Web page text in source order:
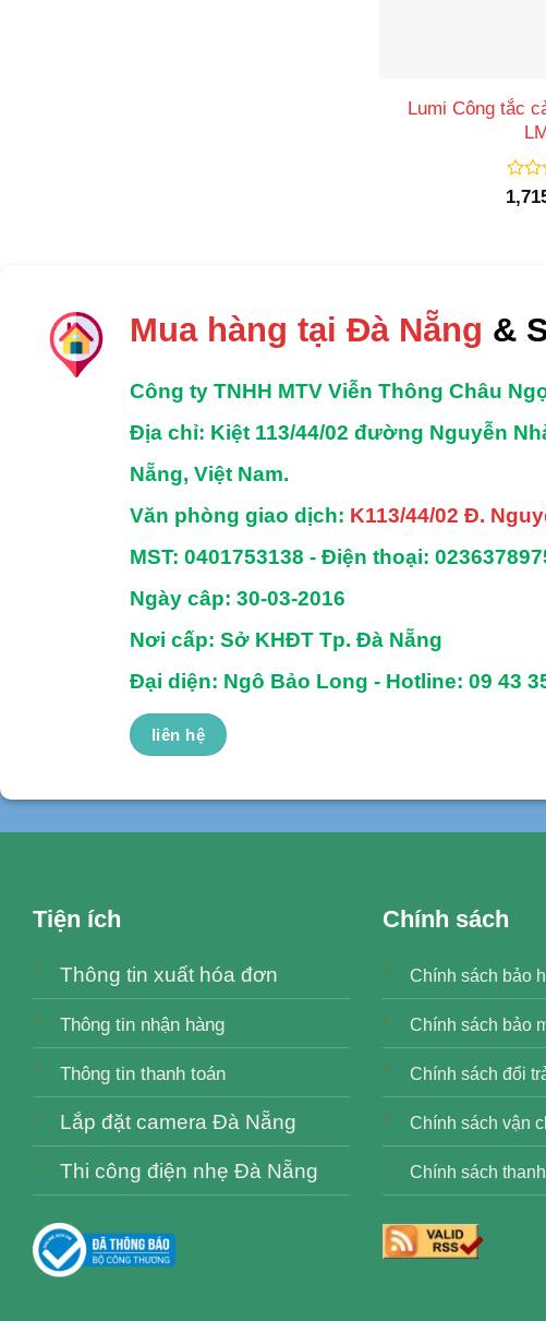
Lumi Công tắc
Được
xếp
Mua hàng tại Đà Nẵng &
Công ty TNHH MTV Viễn Thông Châu
Địa chỉ: Kiệt 113/44/02 đường Nguyễn
Nẵng, Việt Nam.
Văn phòng giao dịch: K113/44/02 Đ.
MST: 0401753138 -Điện thoại:
Ngày câp: 30-03-2016
Nơi cấp: Sở KHĐT Tp. Đà Nẵng
Đại diện: Ngô Bảo Long - Hotline: 09 43
liên hệ
Tiện ích
Thông tin xuất hóa đơn
Thông tin nhận hàng
Thông tin thanh toán
Lắp đặt camera Đà Nẵng
Thi công điện nhẹ Đà Nẵng
Chính sách
Chính sách bảo
Chính sách bảo
Chính sách đổi
Chính sách vận
Chính sách